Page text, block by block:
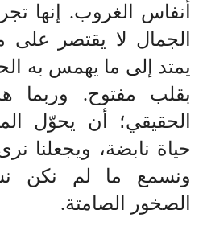
أنفاس الغروب. إنها
الجمال لا يقتصر على
يمتد إلى ما يهمس به
بقلب مفتوح. وربما
الحقيقي؛ أن يحوّل
حياة نابضة، ويجعلنا
ونسمع ما لم نكن
الصخور الصامتة.